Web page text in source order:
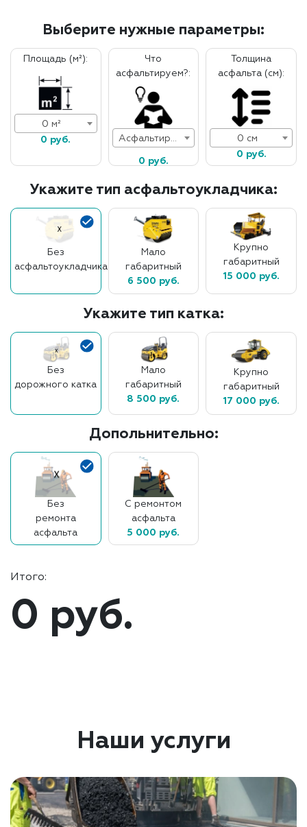
Выберите нужные параметры:
Площадь (м²):
0 м²
0 руб.
Что
асфальтируем?:
0 руб.
Толщина
асфальта (см):
0 см
0 руб.
Укажите тип асфальтоукладчика:
Без
асфальтоукладчика
Мало
габаритный
6 500 руб.
Крупно
габаритный
15 000 руб.
Укажите тип катка:
Без
дорожного катка
Мало
габаритный
8 500 руб.
Крупно
габаритный
17 000 руб.
Допольнительно:
Без
ремонта
асфальта
С ремонтом
асфальта
5 000 руб.
Итого:
0 руб.
Наши услуги